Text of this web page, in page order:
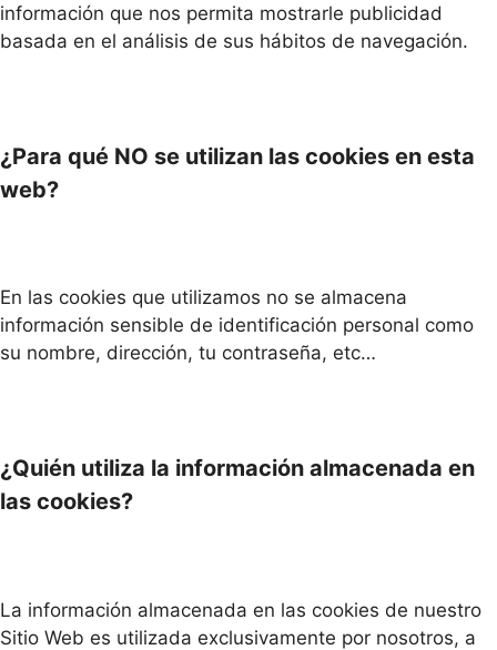
información que nos permita mostrarle publicidad
basada en el análisis de sus hábitos de navegación.
¿Para qué NO se utilizan las cookies en esta
web?
En las cookies que utilizamos no se almacena
información sensible de identificación personal como
su nombre, dirección, tu contraseña, etc…
¿Quién utiliza la información almacenada en
las cookies?
La información almacenada en las cookies de nuestro
Sitio Web es utilizada exclusivamente por nosotros, a